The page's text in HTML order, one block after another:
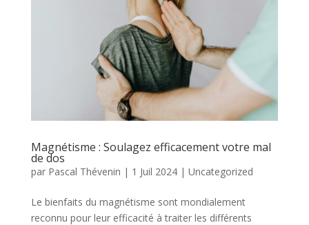
Magnétisme : Soulagez efficacement votre mal
de dos
par Pascal Thévenin | 1 Juil 2024| Uncategorized
Le bienfaits du magnétisme sont mondialement
reconnu pour leur efficacité à traiter les différents